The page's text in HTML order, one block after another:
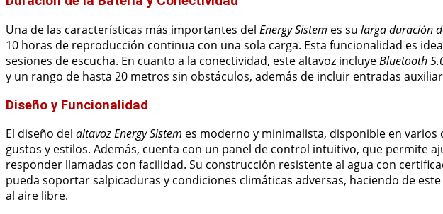
Una de las características más importantes del Energy Sistem es su larga duración
10 horas de reproducción continua con una sola carga. Esta funcionalidad es
sesiones de escucha. En cuanto a la conectividad, este altavoz incluyeBluetooth
y un rango de hasta 20 metros sin obstáculos, además de incluir entradas
Diseño y Funcionalidad
El diseño del altavoz Energy Sistem es moderno y minimalista, disponible en
gustos y estilos. Además, cuenta con un panel de control intuitivo, que permite
responder llamadas con facilidad. Su construcción resistente al agua con
pueda soportar salpicaduras y condiciones climáticas adversas, haciendo de
al aire libre.